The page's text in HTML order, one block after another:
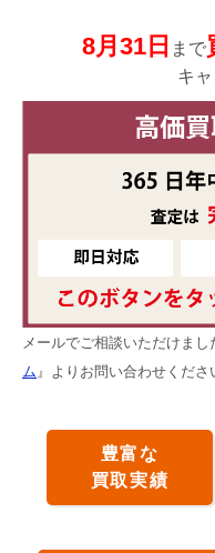
8月31日 まで
キ
メールでご相談いただけま
ム 』よりお問い合わせくださ
豊富な
買取実績